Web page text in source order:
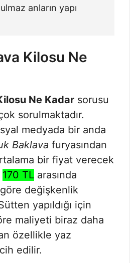
anların yapı
Kilosu Ne
Ne Kadar sorusu
sorulmaktadır.
medyada bir anda
Baklava furyasından
bir fiyat verecek
170 TL arasında
göre değişkenlik
yapıldığı için
maliyeti biraz daha
özellikle yaz
edilir.